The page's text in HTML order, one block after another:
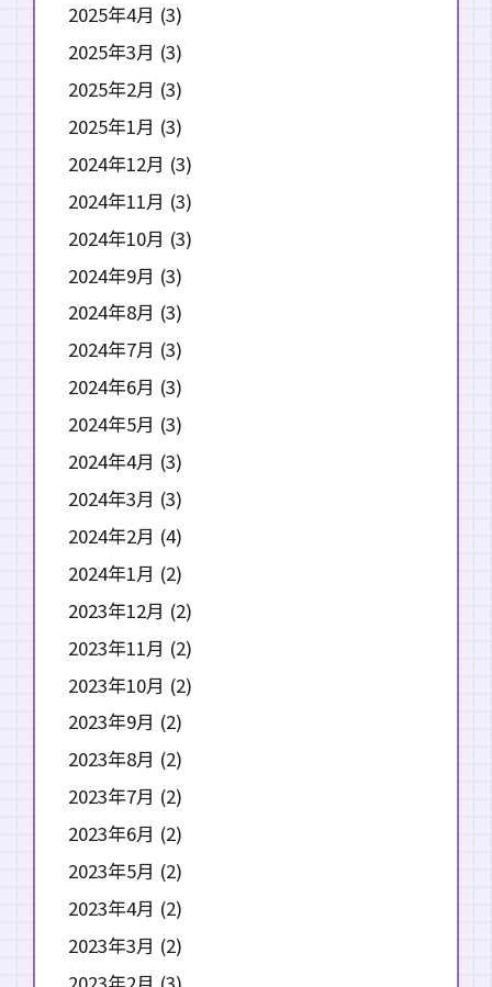
2025年4月 (3)
2025年3月 (3)
2025年2月 (3)
2025年1月 (3)
2024年12月 (3)
2024年11月 (3)
2024年10月 (3)
2024年9月 (3)
2024年8月 (3)
2024年7月 (3)
2024年6月 (3)
2024年5月 (3)
2024年4月 (3)
2024年3月 (3)
2024年2月 (4)
2024年1月 (2)
2023年12月 (2)
2023年11月 (2)
2023年10月 (2)
2023年9月 (2)
2023年8月 (2)
2023年7月 (2)
2023年6月 (2)
2023年5月 (2)
2023年4月 (2)
2023年3月 (2)